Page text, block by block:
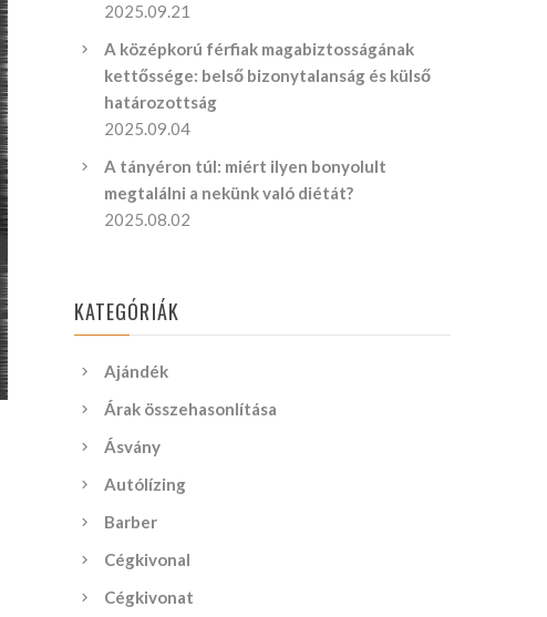
2025.09.21
A középkorú férfiak magabiztosságának
kettőssége: belső bizonytalanság és külső
határozottság
2025.09.04
A tányéron túl: miért ilyen bonyolult
megtalálni a nekünk való diétát?
2025.08.02
KATEGÓRIÁK
Ajándék
Árak összehasonlítása
Ásvány
Autólízing
Barber
Cégkivonal
Cégkivonat